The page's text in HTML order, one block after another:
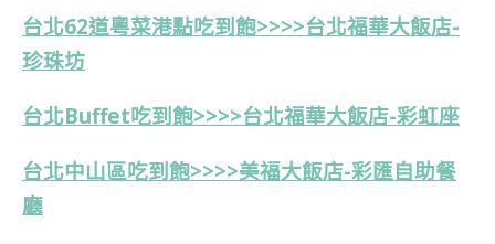
台北62道粵菜港點吃到飽>>>>台北福華大飯店-
珍珠坊
台北Buffet吃到飽>>>>台北福華大飯店-彩虹座
台北中山區吃到飽>>>>美福大飯店-彩匯自助餐
廳